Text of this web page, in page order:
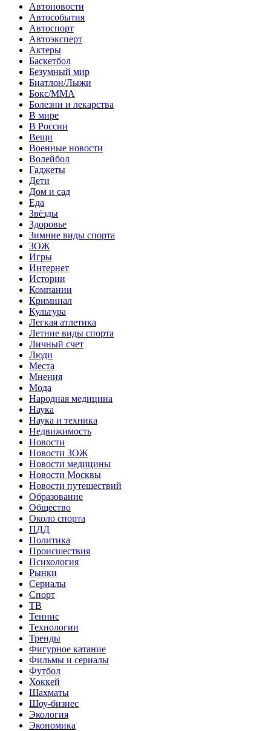
Автоновости
Автособытия
Автоспорт
Автоэксперт
Актеры
Баскетбол
Безумный мир
Биатлон/Лыжи
Бокс/MMA
Болезни и лекарства
В мире
В России
Вещи
Военные новости
Волейбол
Гаджеты
Дети
Дом и сад
Еда
Звёзды
Здоровье
Зимние виды спорта
ЗОЖ
Игры
Интернет
Истории
Компании
Криминал
Культура
Легкая атлетика
Летние виды спорта
Личный счет
Люди
Места
Мнения
Мода
Народная медицина
Наука
Наука и техника
Недвижимость
Новости
Новости ЗОЖ
Новости медицины
Новости Москвы
Новости путешествий
Образование
Общество
Около спорта
ПДД
Политика
Происшествия
Психология
Рынки
Сериалы
Спорт
ТВ
Теннис
Технологии
Тренды
Фигурное катание
Фильмы и сериалы
Футбол
Хоккей
Шахматы
Шоу-бизнес
Экология
Экономика